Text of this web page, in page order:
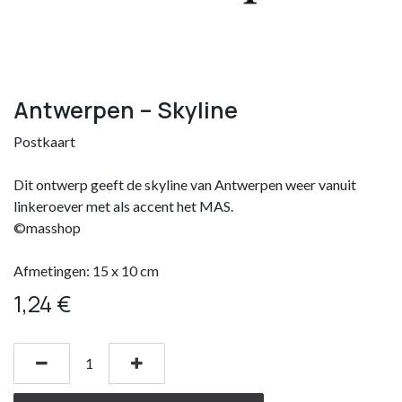
Antwerpen – Skyline
Postkaart
Dit ontwerp geeft de skyline van Antwerpen weer vanuit
linkeroever met als accent het MAS.
©masshop
Afmetingen: 15 x 10 cm
1,24 €